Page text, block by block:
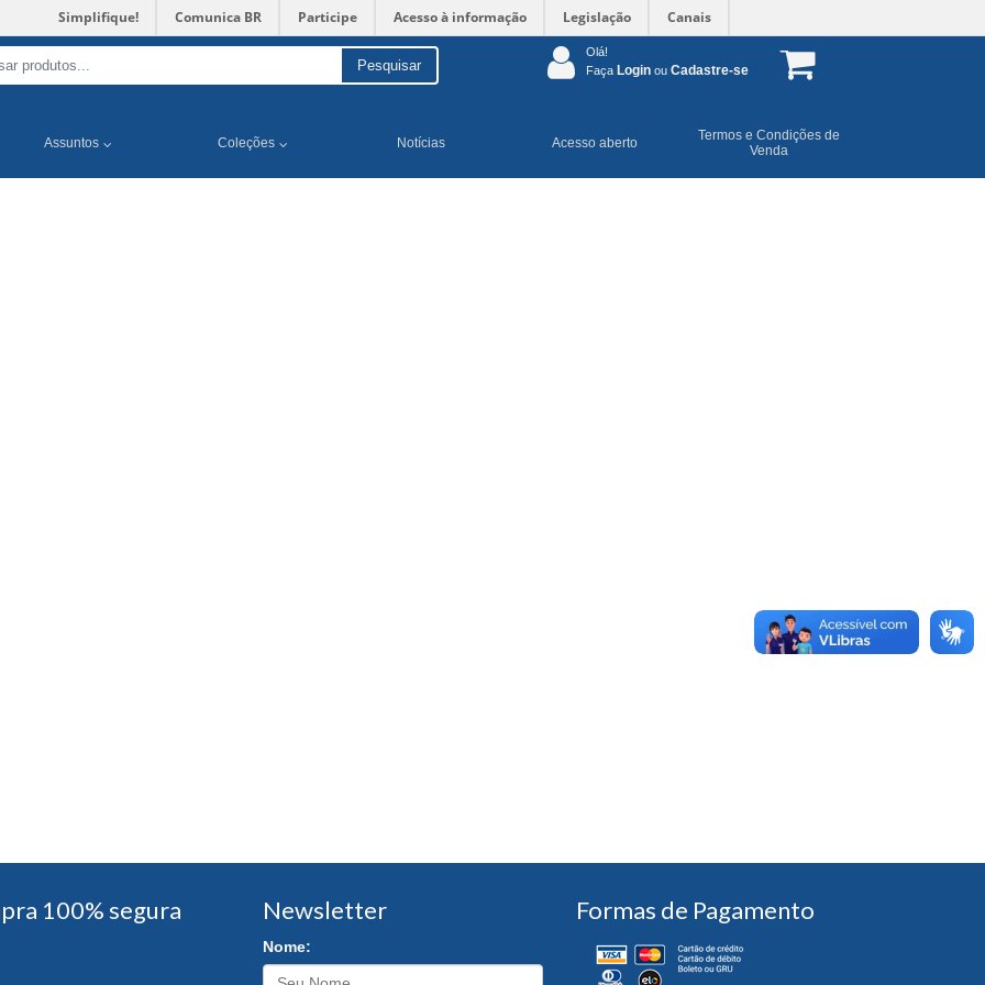
Simplifique! Comunica BR Participe Acesso à informação Legislação Canais
Pesquisar
Olá!
Faça Login ou Cadastre-se
Assuntos Coleções Notícias Acesso aberto
Termos e Condições de
Venda
100% segura Newsletter
Nome:
Formas de Pagamento